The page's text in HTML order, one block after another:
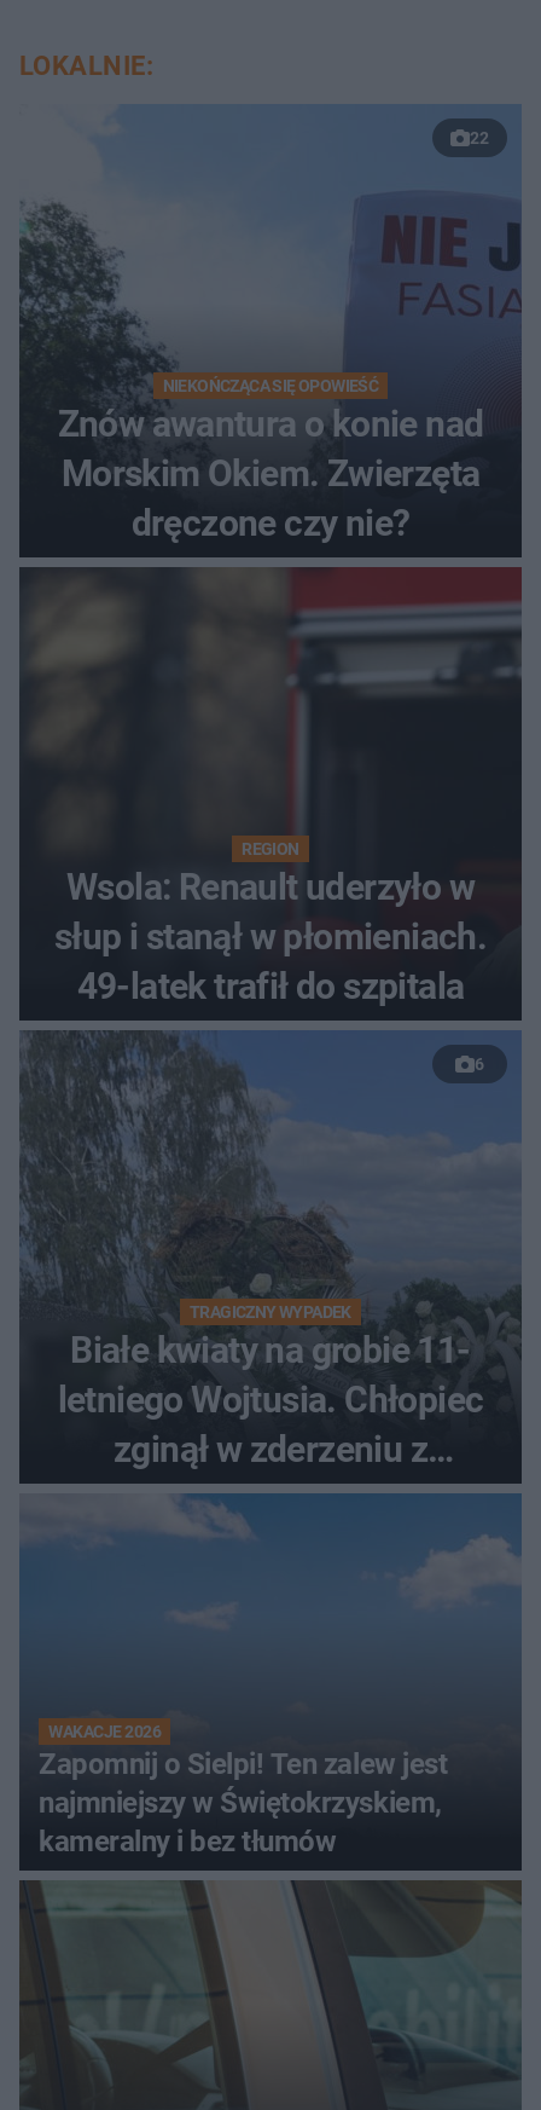
LOKALNIE:
22
NIEKOŃCZĄCA SIĘ OPOWIEŚĆ
Znów awantura o konie nad
Morskim Okiem. Zwierzęta
dręczone czy nie?
REGION
Wsola: Renault uderzyło w
słup i stanął w płomieniach.
49-latek trafił do szpitala
6
TRAGICZNY WYPADEK
Białe kwiaty na grobie 11-
letniego Wojtusia. Chłopiec
zginął w zderzeniu z
kombajnem
WAKACJE 2026
Zapomnij o Sielpi! Ten zalew jest
najmniejszy w Świętokrzyskiem,
kameralny i bez tłumów